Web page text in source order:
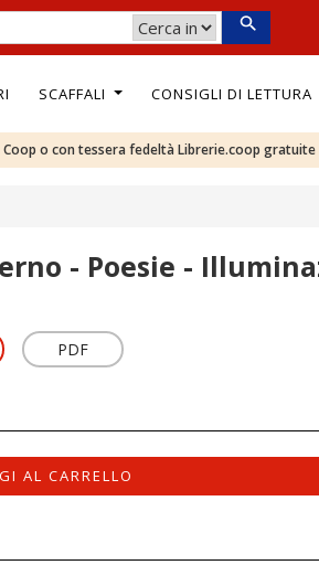
SCAFFALI CONSIGLI DI LETTURA
o con tessera fedeltà Librerie.coop gratuite
- Poesie -
PDF
AL CARRELLO